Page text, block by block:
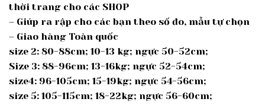
thời trang cho các SHOP
– Giúp ra rập cho các bạn theo số đo, mẫu tự chọn
– Giao hàng Toàn quốc
size 2: 80-88cm; 10-13 kg; ngực 50-52cm;
Size 3: 88-96cm; 13-16kg; ngực 52-54cm;
size4: 96-105cm; 15-19kg; ngực 54-56cm;
size 5: 105-115cm; 18-22kg; ngực 56-60cm;